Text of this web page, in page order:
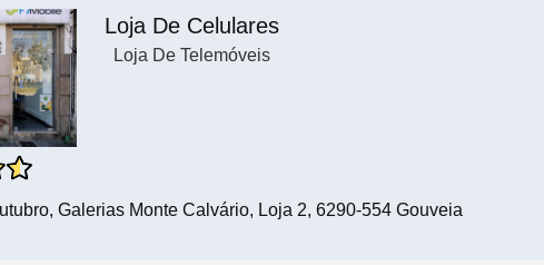
Loja De Celulares
Loja De Telemóveis
Galerias Monte Calvário, Loja 2, 6290-554 Gouveia